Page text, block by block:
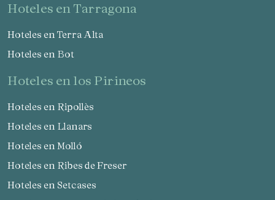
hoteles en Tarragona
Hoteles en Terra Alta
Hoteles en Bot
hoteles en los Pirineos
Hoteles en Ripollès
Hoteles en Llanars
Hoteles en Molló
Hoteles en Ribes de Freser
Hoteles en Setcases